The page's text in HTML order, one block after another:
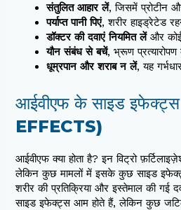
संतुलित आहार लें, जिसमें प्रोटीन
पर्याप्त पानी पिएं, शरीर हाइड्रेटेड
डॉक्टर की दवाएं नियमित लेंऔर
यौन संबंध से बचें, भ्रूण
धूम्रपान और शराब न लें, यह
आईवीएफ के साइड
EFFECTS)
आईवीएफ क्या होता है? इन विट्रो
लेकिन कुछ मामलों में इसके कुछ साइड
शरीर की प्रतिक्रिया और इस्तेमाल की गई
साइड इफेक्ट्स आम होते हैं, लेकिन कुछ